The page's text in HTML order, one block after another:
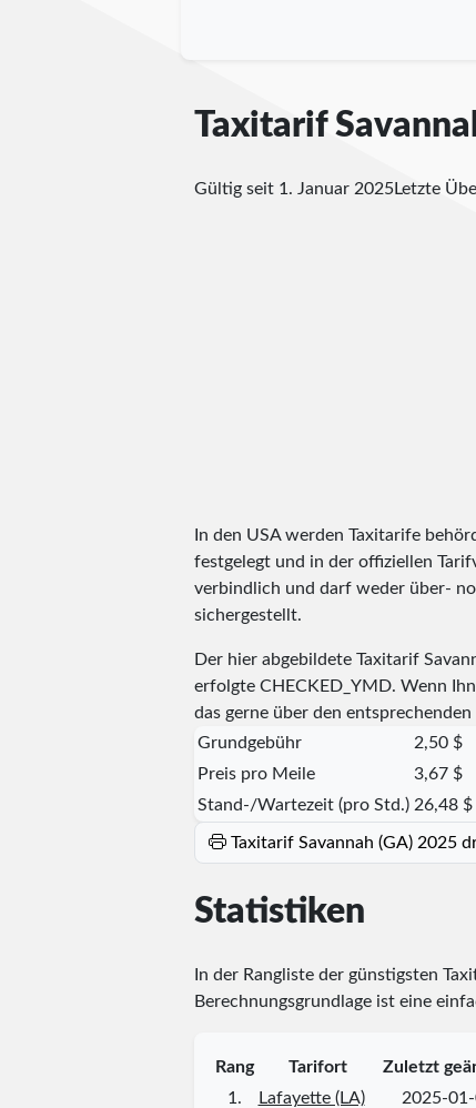
Taxitarif
Gültig seit 1. Januar 2025Letzte
In den USA werden Taxitarife
festgelegt und in der offiziellen
verbindlich und darf weder über-
sichergestellt.
Der hier abgebildete Taxitarif
erfolgte CHECKED_YMD. Wenn
das gerne über den
Grundgebühr
2,50 $
Preis pro Meile
3,67 $
Stand-/Wartezeit (pro Std.) 26,48 $
Taxitarif Savannah (GA) 2025
Statistiken
In der Rangliste der günstigsten
Berechnungsgrundlage ist eine
Rang Tarifort Zuletzt
1.
Lafayette (LA) 2025-01-